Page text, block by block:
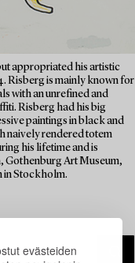
evästeiden
appropriated his artistic
Risberg is mainly known for
with an unrefined and
Risberg had his big
paintings in black and
naively rendered totem
his lifetime and is
Gothenburg Art Museum,
in Stockholm.